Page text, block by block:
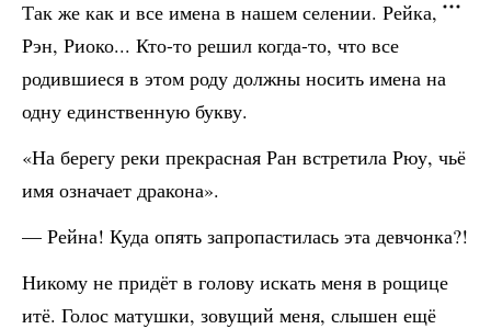
Так же как и все имена в нашем селении. Рейка,
Рэн, Риоко... Кто-то решил когда-то, что все
родившиеся в этом роду должны носить имена на
одну единственную букву.
«На берегу реки прекрасная Ран встретила Рюу, чьё
имя означает дракона».
— Рейна! Куда опять запропастилась эта девчонка?!
Никому не придёт в голову искать меня в рощице
итё. Голос матушки, зовущий меня, слышен ещё